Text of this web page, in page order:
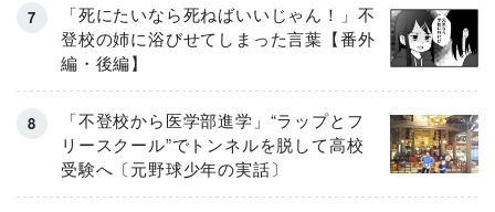
「死にたいなら死ねばいいじゃん！」不
登校の姉に浴びせてしまった言葉【番外
編・後編】
「不登校から医学部進学」“ラップとフ
リースクール”でトンネルを脱して高校
受験へ〔元野球少年の実話〕